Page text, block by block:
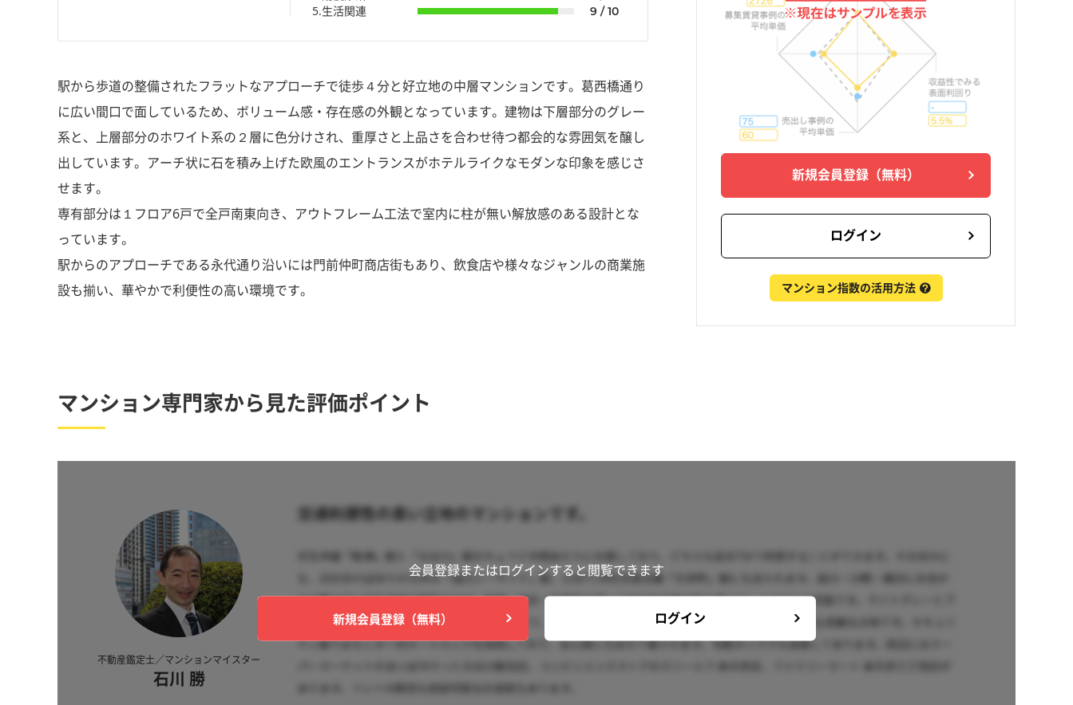
新規会員登録 （無料）
ログイン
マンション指数の活用方法
5.生活関連 9 / 10
駅から歩道の整備されたフラットなアプローチで徒歩４分と好立地の中層マンションです。葛西橋通り
に広い間口で面しているため、ボリューム感・存在感の外観となっています。建物は下層部分のグレー
系と、上層部分のホワイト系の２層に色分けされ、重厚さと上品さを合わせ待つ都会的な雰囲気を醸し
出しています。アーチ状に石を積み上げた欧風のエントランスがホテルライクなモダンな印象を感じさ
せます。
専有部分は１フロア6戸で全戸南東向き、アウトフレーム工法で室内に柱が無い解放感のある設計とな
っています。
駅からのアプローチである永代通り沿いには門前仲町商店街もあり、飲食店や様々なジャンルの商業施
設も揃い、華やかで利便性の高い環境です。
マンション専門家から見た評価ポイント
不動産鑑定士／マンションマイスター
石川 勝
会員登録またはログインすると閲覧できます
新規会員登録（無料） ログイン